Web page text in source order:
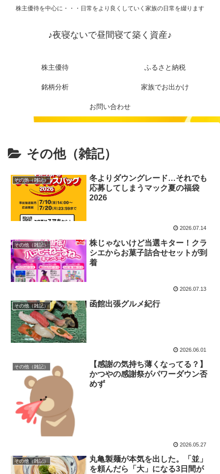
株主優待を中心に・・・日常をより良くしていく家族の日常を綴ります
♪夜寝ないで昼間寝て築く資産♪
株主優待 ふるさと納税
銘柄分析 家族でお出かけ
お問い合わせ
その他（雑記）
その他（雑記）
冬よりダウングレード…それでも
応募してしまうマック夏の福袋
2026
2026.07.14
その他（雑記）
株じゃないけど当選キター！クラ
シエからお菓子詰合せセットが到
着
2026.07.13
その他（雑記） 函館出張グルメ紀行
2026.06.01
その他（雑記）
【感謝の気持ち薄くなってる？】
かつやの感謝祭がパワーダウン否
めず
2026.05.27
その他（雑記）
丸亀製麺が本気を出した。「並」
を頼んだら「大」になる3日間が